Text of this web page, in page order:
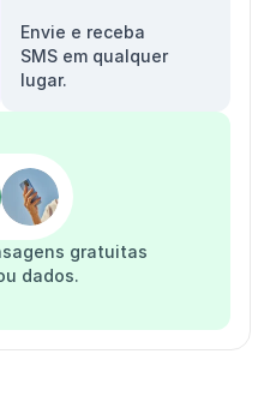
Envie e receba
SMS em qualquer
lugar.
gratuitas
dados.